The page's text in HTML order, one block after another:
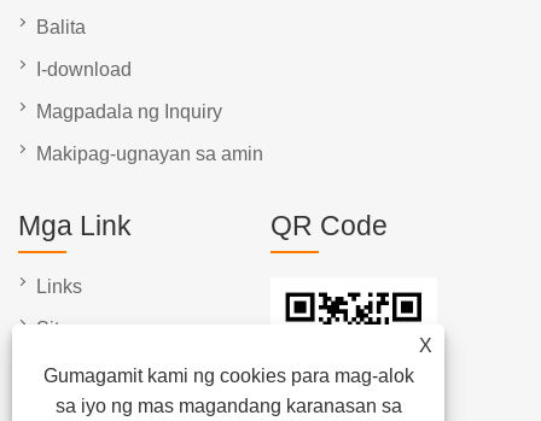
X
Gumagamit kami ng cookies para mag-alok
sa iyo ng mas magandang karanasan sa
Balita
I-download
Magpadala ng Inquiry
Makipag-ugnayan sa amin
Mga Link
Links
Sitemap
RSS
XML
QR Code